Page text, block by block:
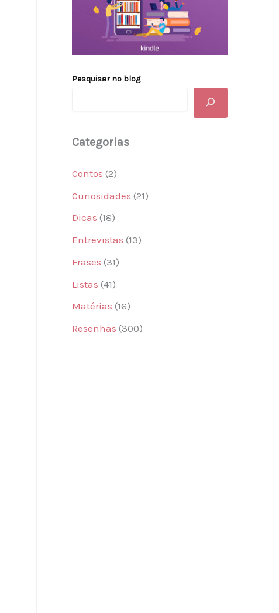
Pesquisar no blog
Categorias
Contos (2)
Curiosidades (21)
Dicas (18)
Entrevistas (13)
Frases (31)
Listas (41)
Matérias (16)
Resenhas (300)